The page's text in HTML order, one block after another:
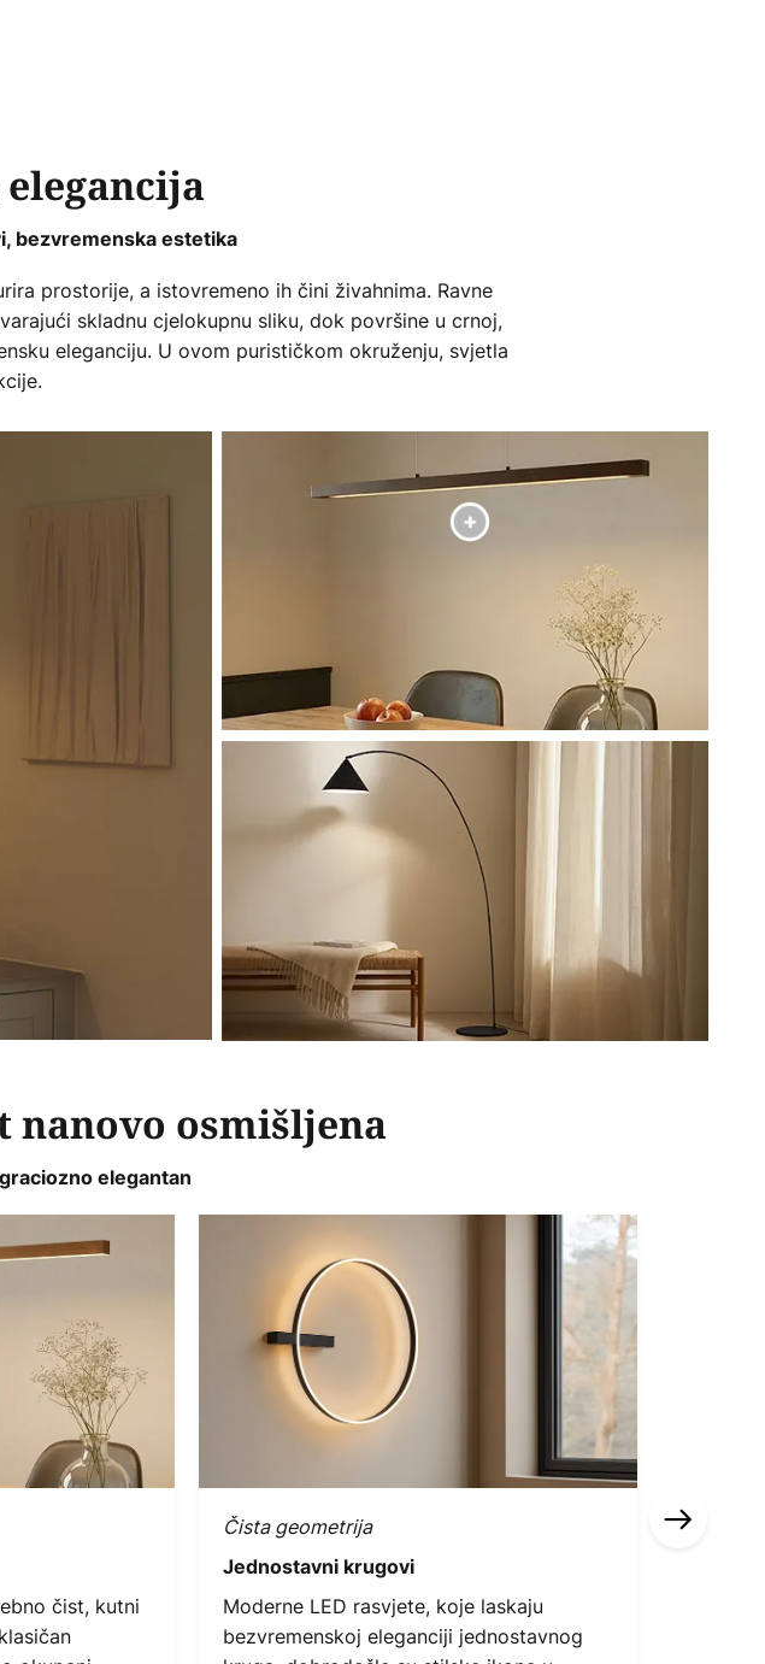
bezvremenska estetika
prostorije, a istovremeno ih čini živahnima. Ravne
skladnu cjelokupnu sliku, dok površine u crnoj,
eleganciju. U ovom purističkom okruženju, svjetla
osmišljena
elegantan
čist, kutni
Čista geometrija
Jednostavni krugovi
Moderne LED rasvjete, koje laskaju
bezvremenskoj eleganciji jednostavnog
Smeđa i